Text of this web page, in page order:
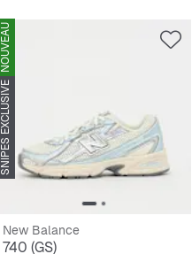
NOUVEAU
SNIPES EXCLUSIVE
New Balance
740 (GS)